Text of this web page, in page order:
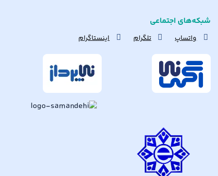
شبکه‌های اجتماعی
واتساپ تلگرام اینستاگرام